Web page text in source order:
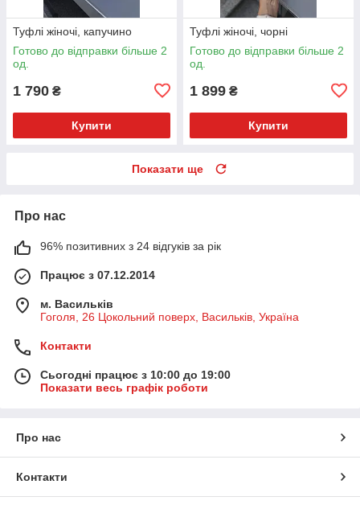
Туфлі жіночі, капучино
Готово до відправки більше 2
од.
1 790 ₴
Купити
Туфлі жіночі, чорні
Готово до відправки більше 2
од.
1 899 ₴
Купити
Показати ще
Про нас
96% позитивних з 24 відгуків за рік
Працює з 07.12.2014
м. Васильків
Гоголя, 26 Цокольний поверх, Васильків, Україна
Контакти
Сьогодні працює з 10:00 до 19:00
Показати весь графік роботи
Про нас
Контакти